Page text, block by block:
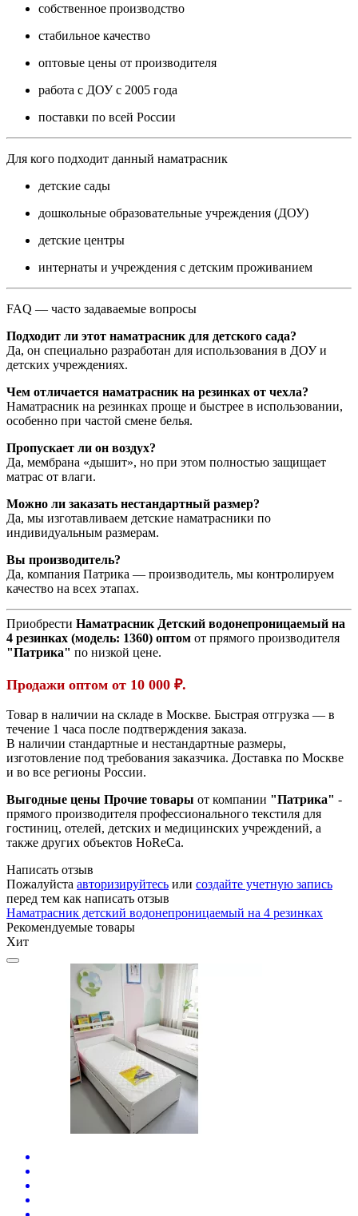
собственное производство
стабильное качество
оптовые цены от производителя
работа с ДОУ с 2005 года
поставки по всей России
Для кого подходит данный наматрасник
детские сады
дошкольные образовательные учреждения (ДОУ)
детские центры
интернаты и учреждения с детским проживанием
FAQ — часто задаваемые вопросы
Подходит ли этот наматрасник для детского сада?
Да, он специально разработан для использования в ДОУ и
детских учреждениях.
Чем отличается наматрасник на резинках от чехла?
Наматрасник на резинках проще и быстрее в использовании,
особенно при частой смене белья.
Пропускает ли он воздух?
Да, мембрана «дышит», но при этом полностью защищает
матрас от влаги.
Можно ли заказать нестандартный размер?
Да, мы изготавливаем детские наматрасники по
индивидуальным размерам.
Вы производитель?
Да, компания Патрика — производитель, мы контролируем
качество на всех этапах.
Приобрести Наматрасник Детский водонепроницаемый на
4 резинках (модель: 1360) оптом от прямого производителя
"Патрика" по низкой цене.
Продажи оптом от 10 000 ₽.
Товар в наличии на складе в Москве. Быстрая отгрузка — в
течение 1 часа после подтверждения заказа.
В наличии стандартные и нестандартные размеры,
изготовление под требования заказчика. Доставка по Москве
и во все регионы России.
Выгодные цены Прочие товары от компании "Патрика" -
прямого производителя профессионального текстиля для
гостиниц, отелей, детских и медицинских учреждений, а
также других объектов HoReCa.
Написать отзыв
Пожалуйста авторизируйтесь или создайте учетную запись
перед тем как написать отзыв
Наматрасник детский водонепроницаемый на 4 резинках
Рекомендуемые товары
Хит